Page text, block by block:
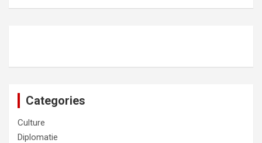
Categories
Culture
Diplomatie